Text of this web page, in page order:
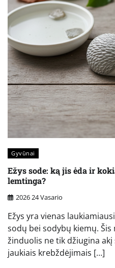
Gyvūnai
Ežys sode: ką jis ėda ir
lemtinga?
2026 24 Vasario
Ežys yra vienas
sodų bei sodybų kiemų.
žinduolis ne tik džiugina
jaukiais krebždėjimais […]